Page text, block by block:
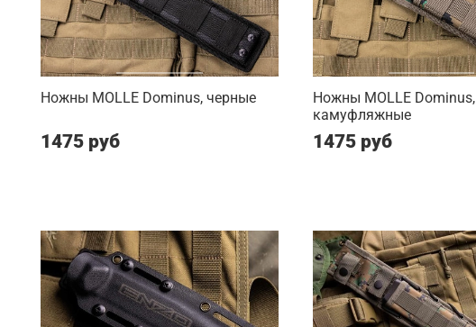
Ножны MOLLE Dominus, черные
1475 руб
Ножны MOLLE Dominus,
камуфляжные
1475 руб